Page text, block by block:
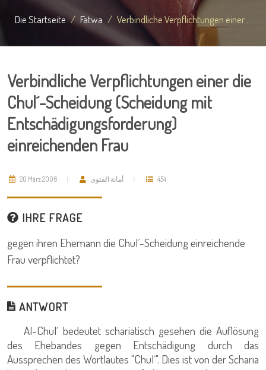
Die Startseite Fatwa Verbindliche Verpflichtungen einer ...
Verbindliche Verpflichtungen einer die
Chul´-Scheidung (Scheidung mit
Entschädigungsforderung)
einreichenden Frau
20 März 2006 أمانة الفتوى 454
IHRE FRAGE
gegen ihren Ehemann die Chul´-Scheidung einreichende
Frau verpflichtet?
ANTWORT
Al-Chul´ bedeutet schariatisch gesehen die Auflösung
des Ehebandes gegen Entschädigung durch das
Aussprechen des Wortlautes "Chul´". Dies ist von der Scharia